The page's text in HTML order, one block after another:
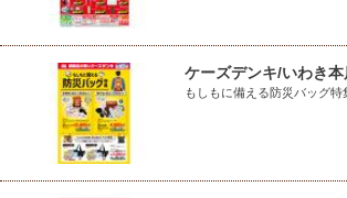
ケーズデンキ/いわき本
もしもに備える防災バッグ特